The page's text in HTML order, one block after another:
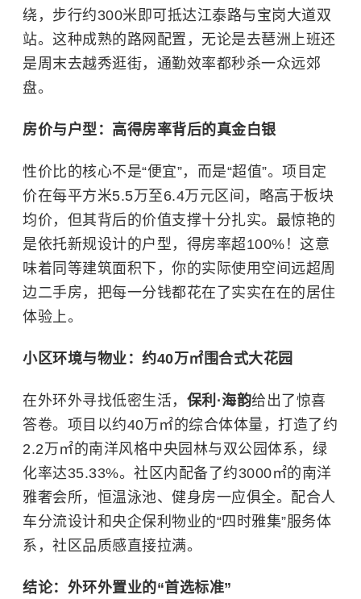
绕，步行约300米即可抵达江泰路与宝岗大道双
站。这种成熟的路网配置，无论是去琶洲上班还
是周末去越秀逛街，通勤效率都秒杀一众远郊
盘。
房价与户型：高得房率背后的真金白银
性价比的核心不是“便宜”，而是“超值”。项目定
价在每平方米5.5万至6.4万元区间，略高于板块
均价，但其背后的价值支撑十分扎实。最惊艳的
是依托新规设计的户型，得房率超100%！这意
味着同等建筑面积下，你的实际使用空间远超周
边二手房，把每一分钱都花在了实实在在的居住
体验上。
小区环境与物业：约40万㎡围合式大花园
在外环外寻找低密生活， 保利·海韵给出了惊喜
答卷。项目以约40万㎡的综合体体量，打造了约
2.2万㎡的南洋风格中央园林与双公园体系，绿
化率达35.33%。社区内配备了约3000㎡的南洋
雅奢会所，恒温泳池、健身房一应俱全。配合人
车分流设计和央企保利物业的“四时雅集”服务体
系，社区品质感直接拉满。
结论：外环外置业的“首选标准”